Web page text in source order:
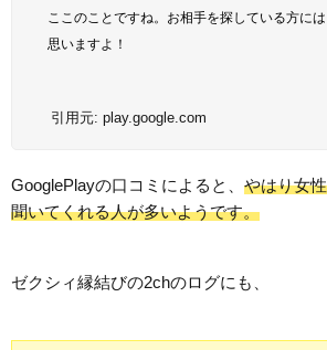
ここのことですね。お相手を探している方に
思いますよ！
引用元: play.google.com
GooglePlayの口コミによると、 やはり女
聞いてくれる人が多いようです。
ゼクシィ縁結びの2chのログにも、